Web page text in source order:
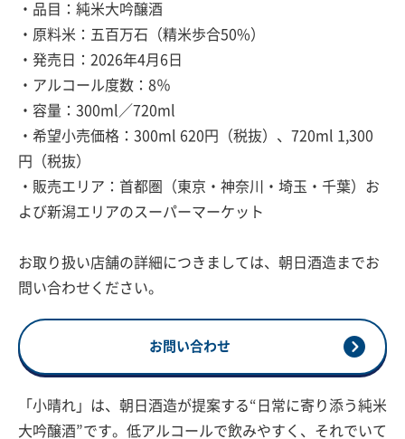
・品目：純米大吟醸酒
・原料米：五百万石（精米歩合50%）
・発売日：2026年4月6日
・アルコール度数：8％
・容量：300ml／720ml
・希望小売価格：300ml 620円（税抜）、720ml 1,300
円（税抜）
・販売エリア：首都圏（東京・神奈川・埼玉・千葉）お
よび新潟エリアのスーパーマーケット
お取り扱い店舗の詳細につきましては、朝日酒造までお
問い合わせください。
お問い合わせ
「小晴れ」は、朝日酒造が提案する“日常に寄り添う純米
大吟醸酒”です。低アルコールで飲みやすく、それでいて